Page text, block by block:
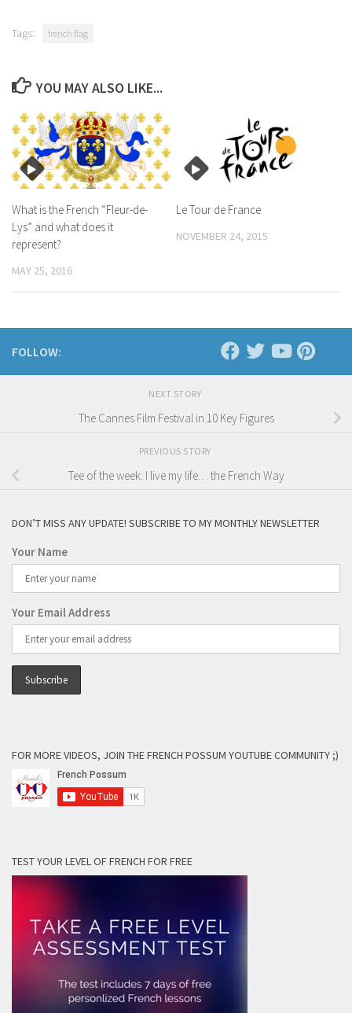
Tags: french flag
YOU MAY ALSO LIKE...
What is the French “Fleur-de-
Lys” and what does it
represent?
MAY 25, 2016
Le Tour de France
NOVEMBER 24, 2015
FOLLOW:
NEXT STORY
The Cannes Film Festival in 10 Key Figures
PREVIOUS STORY
Tee of the week: I live my life… the French Way
DON’T MISS ANY UPDATE! SUBSCRIBE TO MY MONTHLY NEWSLETTER
Your Name
Your Email Address
FOR MORE VIDEOS, JOIN THE FRENCH POSSUM YOUTUBE COMMUNITY ;)
TEST YOUR LEVEL OF FRENCH FOR FREE